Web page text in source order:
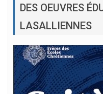
DES OEUVRES
LASALLIENNES